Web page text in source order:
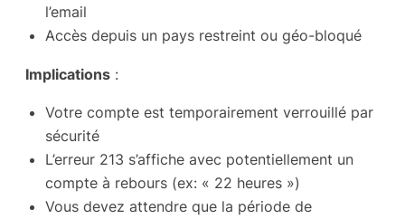
l’email
Accès depuis un pays restreint ou géo-bloqué
Implications :
Votre compte est temporairement verrouillé par
sécurité
L’erreur 213 s’affiche avec potentiellement un
compte à rebours (ex: « 22 heures »)
Vous devez attendre que la période de